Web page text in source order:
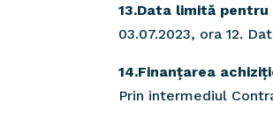
13.Data limită
03.07.2023, ora 12.
14.Finanțarea
Prin intermediul